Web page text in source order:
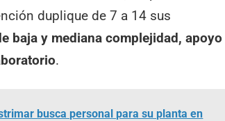
duplique de 7 a 14 sus
baja y mediana complejidad, apoyo
.
busca personal para su planta en